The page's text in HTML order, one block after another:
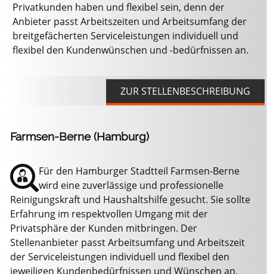
Privatkunden haben und flexibel sein, denn der
Anbieter passt Arbeitszeiten und Arbeitsumfang der
breitgefächerten Serviceleistungen individuell und
flexibel den Kundenwünschen und -bedürfnissen an.
ZUR STELLENBESCHREIBUNG
Farmsen-Berne (Hamburg)
Für den Hamburger Stadtteil Farmsen-Berne
wird eine zuverlässige und professionelle
Reinigungskraft und Haushaltshilfe gesucht. Sie sollte
Erfahrung im respektvollen Umgang mit der
Privatsphäre der Kunden mitbringen. Der
Stellenanbieter passt Arbeitsumfang und Arbeitszeit
der Serviceleistungen individuell und flexibel den
jeweiligen Kundenbedürfnissen und Wünschen an.